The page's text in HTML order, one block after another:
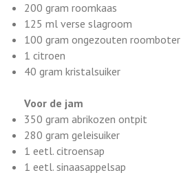
200 gram roomkaas
125 ml verse slagroom
100 gram ongezouten roomboter
1 citroen
40 gram kristalsuiker
Voor de jam
350 gram abrikozen ontpit
280 gram geleisuiker
1 eetl. citroensap
1 eetl. sinaasappelsap